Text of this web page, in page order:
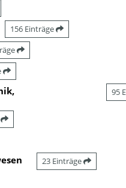
156 Einträge
95
23 Einträge